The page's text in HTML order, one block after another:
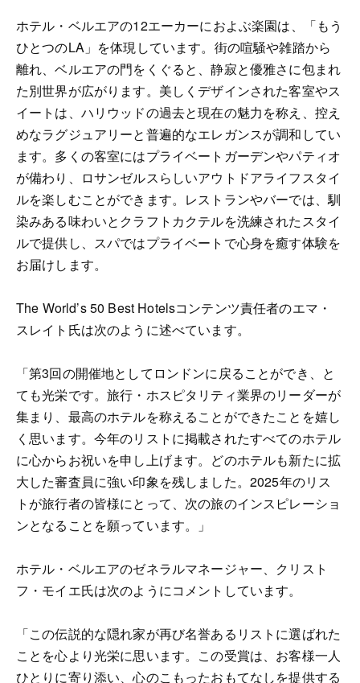
ホテル・ベルエアの12エーカーにおよぶ楽園は、「もう
ひとつのLA」を体現しています。街の喧騒や雑踏から
離れ、ベルエアの門をくぐると、静寂と優雅さに包まれ
た別世界が広がります。美しくデザインされた客室やス
イートは、ハリウッドの過去と現在の魅力を称え、控え
めなラグジュアリーと普遍的なエレガンスが調和してい
ます。多くの客室にはプライベートガーデンやパティオ
が備わり、ロサンゼルスらしいアウトドアライフスタイ
ルを楽しむことができます。レストランやバーでは、馴
染みある味わいとクラフトカクテルを洗練されたスタイ
ルで提供し、スパではプライベートで心身を癒す体験を
お届けします。
The World’s 50 Best Hotelsコンテンツ責任者のエマ・
スレイト氏は次のように述べています。
「第3回の開催地としてロンドンに戻ることができ、と
ても光栄です。旅行・ホスピタリティ業界のリーダーが
集まり、最高のホテルを称えることができたことを嬉し
く思います。今年のリストに掲載されたすべてのホテル
に心からお祝いを申し上げます。どのホテルも新たに拡
大した審査員に強い印象を残しました。2025年のリス
トが旅行者の皆様にとって、次の旅のインスピレーショ
ンとなることを願っています。」
ホテル・ベルエアのゼネラルマネージャー、クリスト
フ・モイエ氏は次のようにコメントしています。
「この伝説的な隠れ家が再び名誉あるリストに選ばれた
ことを心より光栄に思います。この受賞は、お客様一人
ひとりに寄り添い、心のこもったおもてなしを提供する